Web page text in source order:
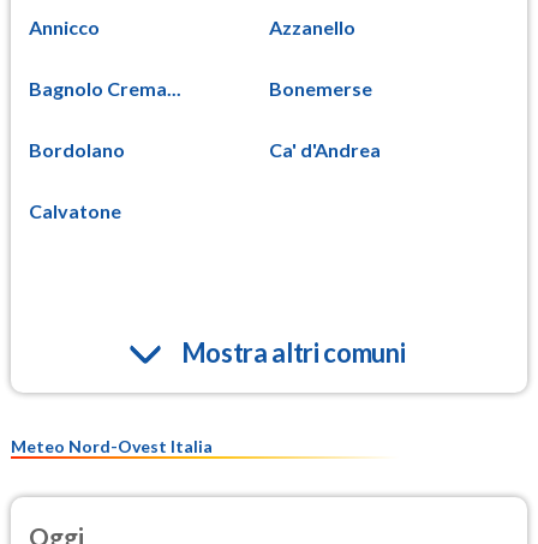
Annicco Azzanello
Bagnolo Crema... Bonemerse
Bordolano Ca' d'Andrea
Calvatone
Mostra altri comuni
Meteo Nord-Ovest Italia
Oggi